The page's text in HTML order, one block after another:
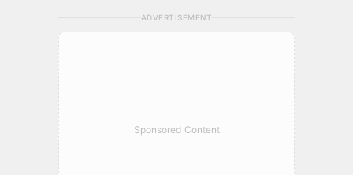
ADVERTISEMENT
Sponsored Content